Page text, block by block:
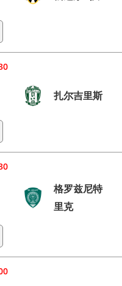
扎尔吉里斯
格罗兹尼特
里克